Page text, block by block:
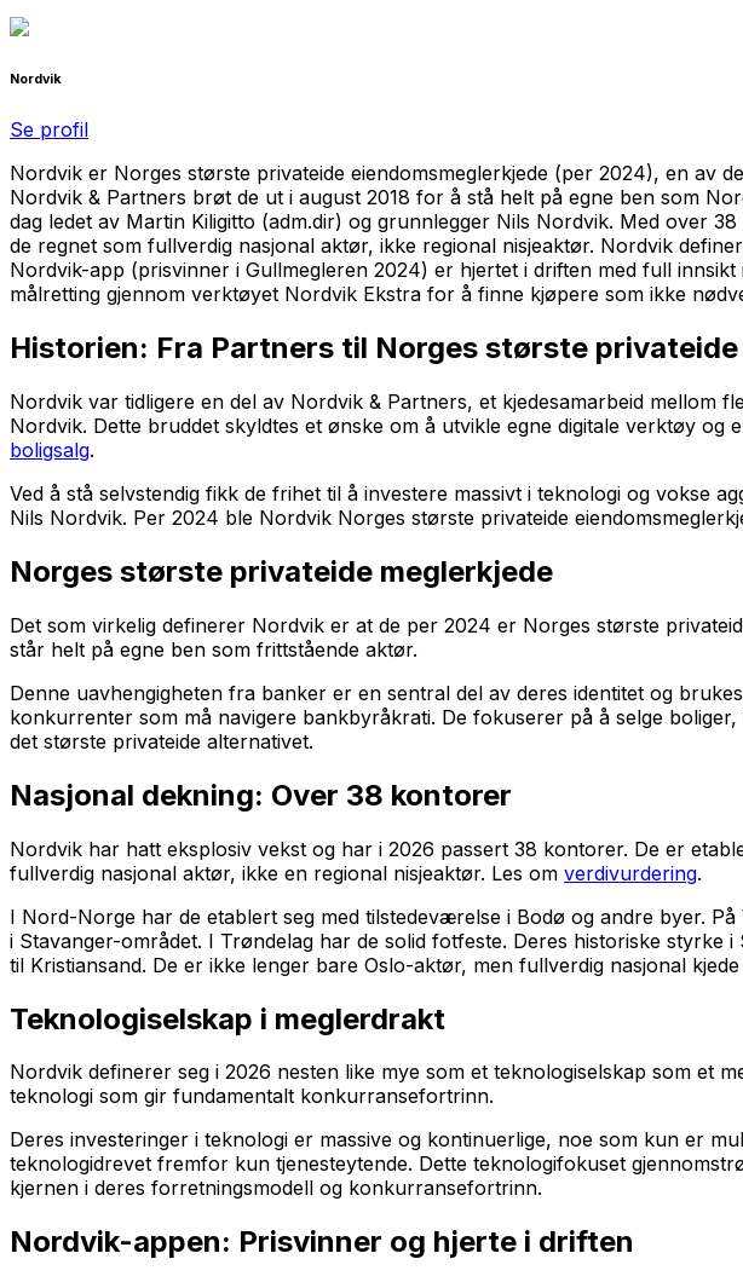
Nordvik
Se profil
Nordvik er Norges største privateide eiendomsmeglerkjede (per 2024), en av
Nordvik & Partners brøt de ut i august 2018 for å stå helt på egne ben som
dag ledet av Martin Kiligitto (adm.dir) og grunnlegger Nils Nordvik. Med over
de regnet som fullverdig nasjonal aktør, ikke regional nisjeaktør. Nordvik
Nordvik-app (prisvinner i Gullmegleren 2024) er hjertet i driften med full
målretting gjennom verktøyet Nordvik Ekstra for å finne kjøpere som ikke
Historien: Fra Partners til Norges største privateide
Nordvik var tidligere en del av Nordvik & Partners, et kjedesamarbeid mellom
Nordvik. Dette bruddet skyldtes et ønske om å utvikle egne digitale verktøy
boligsalg.
Ved å stå selvstendig fikk de frihet til å investere massivt i teknologi og vokse
Nils Nordvik. Per 2024 ble Nordvik Norges største privateide
Norges største privateide meglerkjede
Det som virkelig definerer Nordvik er at de per 2024 er Norges største
står helt på egne ben som frittstående aktør.
Denne uavhengigheten fra banker er en sentral del av deres identitet og
konkurrenter som må navigere bankbyråkrati. De fokuserer på å selge
det største privateide alternativet.
Nasjonal dekning: Over 38 kontorer
Nordvik har hatt eksplosiv vekst og har i 2026 passert 38 kontorer. De er
fullverdig nasjonal aktør, ikke en regional nisjeaktør. Les om verdivurdering.
I Nord-Norge har de etablert seg med tilstedeværelse i Bodø og andre byer.
i Stavanger-området. I Trøndelag har de solid fotfeste. Deres historiske
til Kristiansand. De er ikke lenger bare Oslo-aktør, men fullverdig nasjonal
Teknologiselskap i meglerdrakt
Nordvik definerer seg i 2026 nesten like mye som et teknologiselskap som
teknologi som gir fundamentalt konkurransefortrinn.
Deres investeringer i teknologi er massive og kontinuerlige, noe som kun er
teknologidrevet fremfor kun tjenesteytende. Dette teknologifokuset
kjernen i deres forretningsmodell og konkurransefortrinn.
Nordvik-appen: Prisvinner og hjerte i driften